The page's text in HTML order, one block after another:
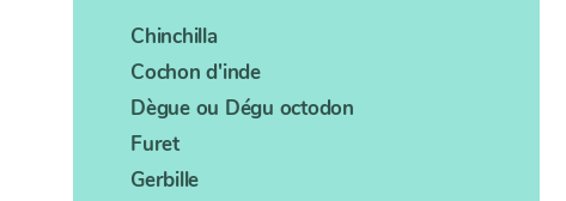
Chinchilla
Cochon d'inde
Dègue ou Dégu octodon
Furet
Gerbille